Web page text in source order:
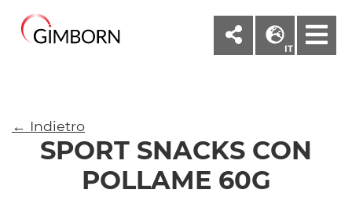
IT
← Indietro
SPORT SNACKS CON
POLLAME 60G